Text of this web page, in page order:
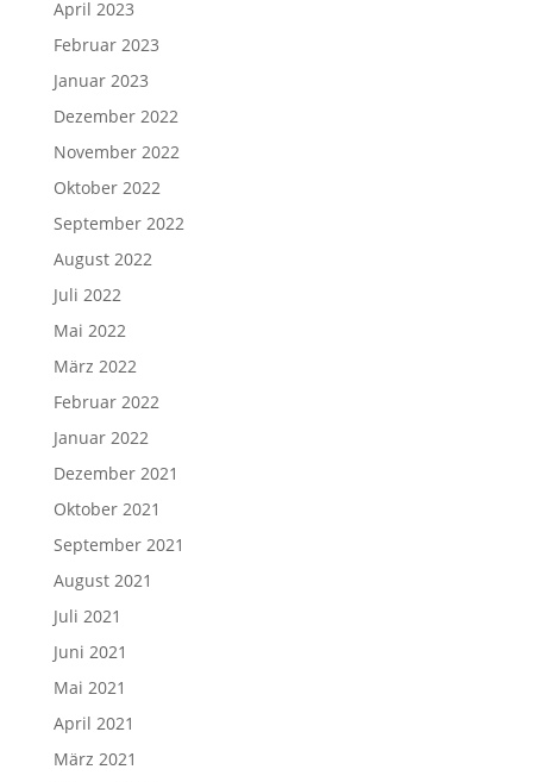
April 2023
Februar 2023
Januar 2023
Dezember 2022
November 2022
Oktober 2022
September 2022
August 2022
Juli 2022
Mai 2022
März 2022
Februar 2022
Januar 2022
Dezember 2021
Oktober 2021
September 2021
August 2021
Juli 2021
Juni 2021
Mai 2021
April 2021
März 2021